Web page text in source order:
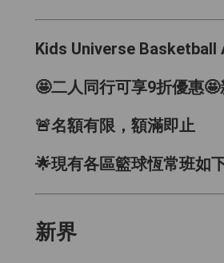
Kids Universe Basketball
🤩二人同行可享9折優惠
🚨名額有限，額滿即止
🌟現有各區籃球恆常班如
新界